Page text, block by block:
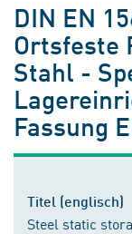
DIN EN
Ortsfeste
Stahl -
Fassung
Titel (englisch)
Steel static